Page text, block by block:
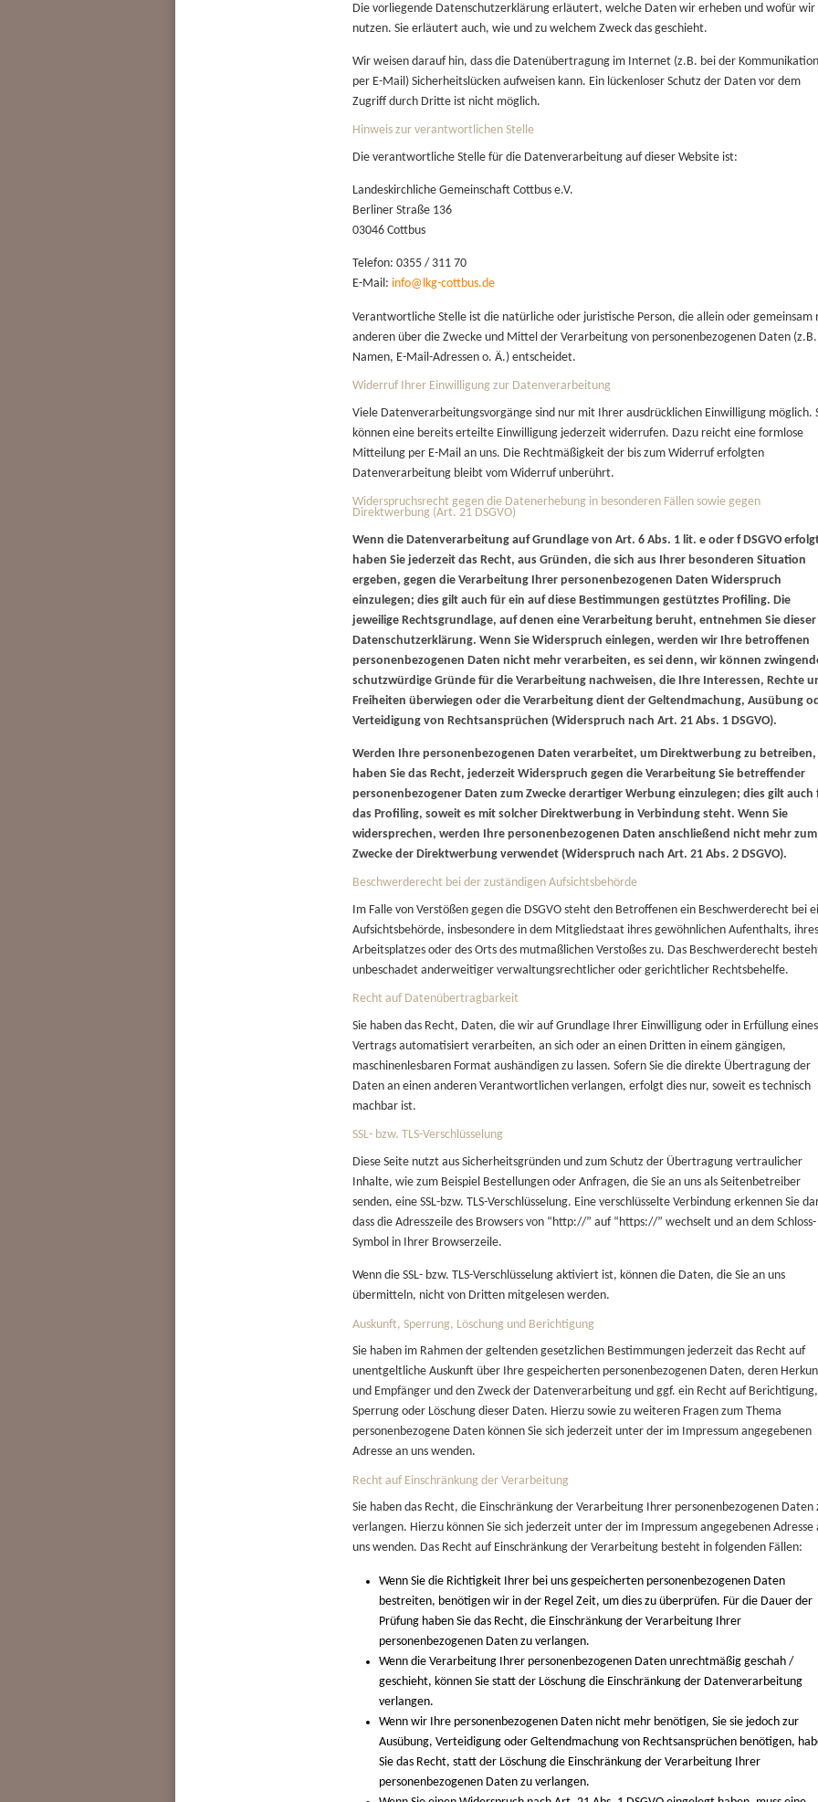
Die vorliegende Datenschutzerklärung erläutert, welche Daten wir erheben und wofür wir
nutzen. Sie erläutert auch, wie und zu welchem Zweck das geschieht.
Wir weisen darauf hin, dass die Datenübertragung im Internet (z.B. bei der Kommunikation
per E-Mail) Sicherheitslücken aufweisen kann. Ein lückenloser Schutz der Daten vor dem
Zugriff durch Dritte ist nicht möglich.
Hinweis zur verantwortlichen Stelle
Die verantwortliche Stelle für die Datenverarbeitung auf dieser Website ist:
Landeskirchliche Gemeinschaft Cottbus e.V.
Berliner Straße 136
03046 Cottbus
Telefon: 0355 / 311 70
E-Mail: info@lkg-cottbus.de
Verantwortliche Stelle ist die natürliche oder juristische Person, die allein oder gemeinsam
anderen über die Zwecke und Mittel der Verarbeitung von personenbezogenen Daten (z.B.
Namen, E-Mail-Adressen o. Ä.) entscheidet.
Widerruf Ihrer Einwilligung zur Datenverarbeitung
Viele Datenverarbeitungsvorgänge sind nur mit Ihrer ausdrücklichen Einwilligung möglich.
können eine bereits erteilte Einwilligung jederzeit widerrufen. Dazu reicht eine formlose
Mitteilung per E-Mail an uns. Die Rechtmäßigkeit der bis zum Widerruf erfolgten
Datenverarbeitung bleibt vom Widerruf unberührt.
Widerspruchsrecht gegen die Datenerhebung in besonderen Fällen sowie gegen
Direktwerbung (Art. 21 DSGVO)
Wenn die Datenverarbeitung auf Grundlage von Art. 6 Abs. 1 lit. e oder f DSGVO
haben Sie jederzeit das Recht, aus Gründen, die sich aus Ihrer besonderen Situation
ergeben, gegen die Verarbeitung Ihrer personenbezogenen Daten Widerspruch
einzulegen; dies gilt auch für ein auf diese Bestimmungen gestütztes Profiling. Die
jeweilige Rechtsgrundlage, auf denen eine Verarbeitung beruht, entnehmen Sie dieser
Datenschutzerklärung. Wenn Sie Widerspruch einlegen, werden wir Ihre betroffenen
personenbezogenen Daten nicht mehr verarbeiten, es sei denn, wir können
schutzwürdige Gründe für die Verarbeitung nachweisen, die Ihre Interessen, Rechte
Freiheiten überwiegen oder die Verarbeitung dient der Geltendmachung, Ausübung
Verteidigung von Rechtsansprüchen (Widerspruch nach Art. 21 Abs. 1 DSGVO).
Werden Ihre personenbezogenen Daten verarbeitet, um Direktwerbung zu betreiben,
haben Sie das Recht, jederzeit Widerspruch gegen die Verarbeitung Sie betreffender
personenbezogener Daten zum Zwecke derartiger Werbung einzulegen; dies gilt auch
das Profiling, soweit es mit solcher Direktwerbung in Verbindung steht. Wenn Sie
widersprechen, werden Ihre personenbezogenen Daten anschließend nicht mehr zum
Zwecke der Direktwerbung verwendet (Widerspruch nach Art. 21 Abs. 2 DSGVO).
Beschwerderecht bei der zuständigen Aufsichtsbehörde
Im Falle von Verstößen gegen die DSGVO steht den Betroffenen ein Beschwerderecht bei
Aufsichtsbehörde, insbesondere in dem Mitgliedstaat ihres gewöhnlichen Aufenthalts, ihres
Arbeitsplatzes oder des Orts des mutmaßlichen Verstoßes zu. Das Beschwerderecht
unbeschadet anderweitiger verwaltungsrechtlicher oder gerichtlicher Rechtsbehelfe.
Recht auf Datenübertragbarkeit
Sie haben das Recht, Daten, die wir auf Grundlage Ihrer Einwilligung oder in Erfüllung eines
Vertrags automatisiert verarbeiten, an sich oder an einen Dritten in einem gängigen,
maschinenlesbaren Format aushändigen zu lassen. Sofern Sie die direkte Übertragung der
Daten an einen anderen Verantwortlichen verlangen, erfolgt dies nur, soweit es technisch
machbar ist.
SSL- bzw. TLS-Verschlüsselung
Diese Seite nutzt aus Sicherheitsgründen und zum Schutz der Übertragung vertraulicher
Inhalte, wie zum Beispiel Bestellungen oder Anfragen, die Sie an uns als Seitenbetreiber
senden, eine SSL-bzw. TLS-Verschlüsselung. Eine verschlüsselte Verbindung erkennen Sie
dass die Adresszeile des Browsers von “http://” auf “https://” wechselt und an dem Schloss-
Symbol in Ihrer Browserzeile.
Wenn die SSL- bzw. TLS-Verschlüsselung aktiviert ist, können die Daten, die Sie an uns
übermitteln, nicht von Dritten mitgelesen werden.
Auskunft, Sperrung, Löschung und Berichtigung
Sie haben im Rahmen der geltenden gesetzlichen Bestimmungen jederzeit das Recht auf
unentgeltliche Auskunft über Ihre gespeicherten personenbezogenen Daten, deren
und Empfänger und den Zweck der Datenverarbeitung und ggf. ein Recht auf Berichtigung,
Sperrung oder Löschung dieser Daten. Hierzu sowie zu weiteren Fragen zum Thema
personenbezogene Daten können Sie sich jederzeit unter der im Impressum angegebenen
Adresse an uns wenden.
Recht auf Einschränkung der Verarbeitung
Sie haben das Recht, die Einschränkung der Verarbeitung Ihrer personenbezogenen Daten
verlangen. Hierzu können Sie sich jederzeit unter der im Impressum angegebenen Adresse
uns wenden. Das Recht auf Einschränkung der Verarbeitung besteht in folgenden Fällen:
Wenn Sie die Richtigkeit Ihrer bei uns gespeicherten personenbezogenen Daten
bestreiten, benötigen wir in der Regel Zeit, um dies zu überprüfen. Für die Dauer der
Prüfung haben Sie das Recht, die Einschränkung der Verarbeitung Ihrer
personenbezogenen Daten zu verlangen.
Wenn die Verarbeitung Ihrer personenbezogenen Daten unrechtmäßig geschah /
geschieht, können Sie statt der Löschung die Einschränkung der Datenverarbeitung
verlangen.
Wenn wir Ihre personenbezogenen Daten nicht mehr benötigen, Sie sie jedoch zur
Ausübung, Verteidigung oder Geltendmachung von Rechtsansprüchen benötigen,
Sie das Recht, statt der Löschung die Einschränkung der Verarbeitung Ihrer
personenbezogenen Daten zu verlangen.